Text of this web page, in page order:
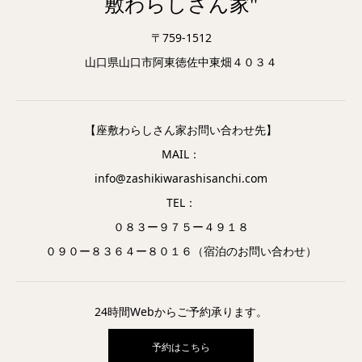
敷わらしさん家"
〒759-1512
山口県山口市阿東徳佐中東畑４０３４
【座敷わらしさん家お問い合わせ先】
MAIL：
info@zashikiwarashisanchi.com
TEL：
０８３ー９７５ー４９１８
０９０ー８３６４ー８０１６（宿泊のお問い合わせ）
24時間Webからご予約承ります。
予約はこちら